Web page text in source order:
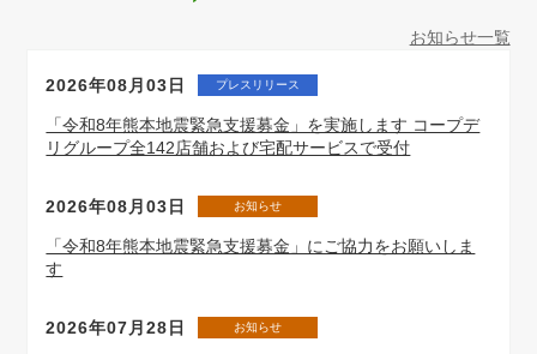
お知らせ一覧
2026年08月03日 プレスリリース
「令和8年熊本地震緊急支援募金」を実施します コープデ
リグループ全142店舗および宅配サービスで受付
2026年08月03日 お知らせ
「令和8年熊本地震緊急支援募金」にご協力をお願いしま
す
2026年07月28日 お知らせ